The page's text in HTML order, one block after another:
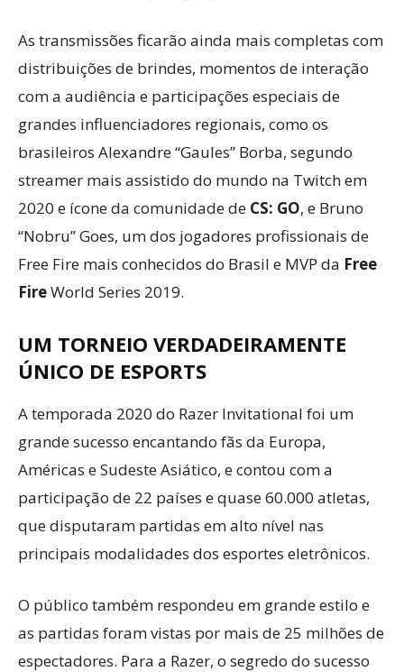
As transmissões ficarão ainda mais completas com
distribuições de brindes, momentos de interação
com a audiência e participações especiais de
grandes influenciadores regionais, como os
brasileiros Alexandre “Gaules” Borba, segundo
streamer mais assistido do mundo na Twitch em
2020 e ícone da comunidade de CS: GO, e Bruno
“Nobru” Goes, um dos jogadores profissionais de
Free Fire mais conhecidos do Brasil e MVP da Free
FireWorld Series 2019.
UM TORNEIO VERDADEIRAMENTE
ÚNICO DE ESPORTS
A temporada 2020 do Razer Invitational foi um
grande sucesso encantando fãs da Europa,
Américas e Sudeste Asiático, e contou com a
participação de 22 países e quase 60.000 atletas,
que disputaram partidas em alto nível nas
principais modalidades dos esportes eletrônicos.
O público também respondeu em grande estilo e
as partidas foram vistas por mais de 25 milhões de
espectadores. Para a Razer, o segredo do sucesso